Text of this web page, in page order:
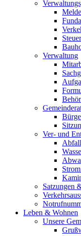
Verwaltung
Ver- und
Satzungen
Leben & Wohnen
Unsere